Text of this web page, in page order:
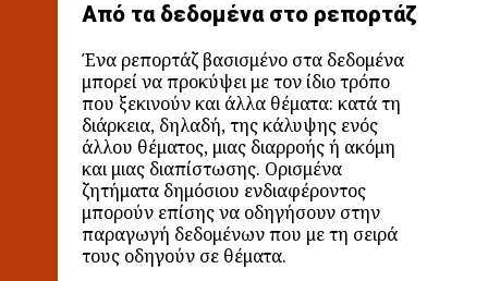
Από τα δεδομένα στο ρεπορτάζ
Ένα ρεπορτάζ βασισμένο στα δεδομένα
μπορεί να προκύψει με τον ίδιο τρόπο
που ξεκινούν και άλλα θέματα: κατά τη
διάρκεια, δηλαδή, της κάλυψης ενός
άλλου θέματος, μιας διαρροής ή ακόμη
και μιας διαπίστωσης. Ορισμένα
ζητήματα δημόσιου ενδιαφέροντος
μπορούν επίσης να οδηγήσουν στην
παραγωγή δεδομένων που με τη σειρά
τους οδηγούν σε θέματα.